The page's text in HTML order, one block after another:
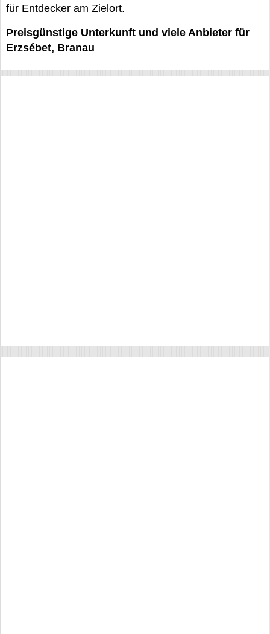
für Entdecker am Zielort.
Preisgünstige Unterkunft und viele Anbieter für
Erzsébet, Branau